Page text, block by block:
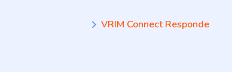
VRIM Connect Responde